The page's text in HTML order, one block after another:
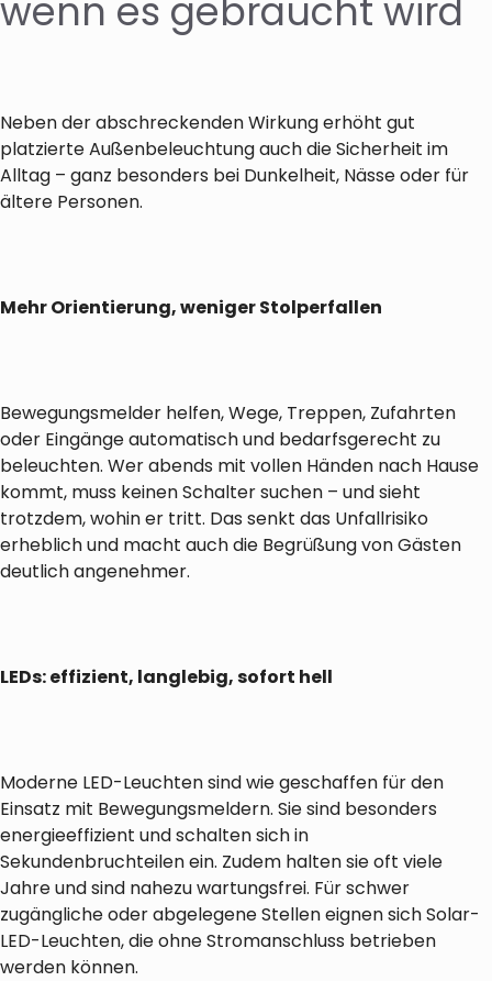
wenn es gebraucht wird
Neben der abschreckenden Wirkung erhöht gut
platzierte Außenbeleuchtung auch die Sicherheit im
Alltag – ganz besonders bei Dunkelheit, Nässe oder für
ältere Personen.
Mehr Orientierung, weniger Stolperfallen
Bewegungsmelder helfen, Wege, Treppen, Zufahrten
oder Eingänge automatisch und bedarfsgerecht zu
beleuchten. Wer abends mit vollen Händen nach Hause
kommt, muss keinen Schalter suchen – und sieht
trotzdem, wohin er tritt. Das senkt das Unfallrisiko
erheblich und macht auch die Begrüßung von Gästen
deutlich angenehmer.
LEDs: effizient, langlebig, sofort hell
Moderne LED-Leuchten sind wie geschaffen für den
Einsatz mit Bewegungsmeldern. Sie sind besonders
energieeffizient und schalten sich in
Sekundenbruchteilen ein. Zudem halten sie oft viele
Jahre und sind nahezu wartungsfrei. Für schwer
zugängliche oder abgelegene Stellen eignen sich Solar-
LED-Leuchten, die ohne Stromanschluss betrieben
werden können.